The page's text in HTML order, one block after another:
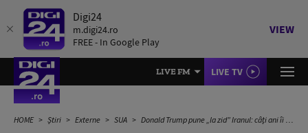
Digi24
m.digi24.ro
FREE - In Google Play
VIEW
LIVE FM LIVE TV
HOME Știri Externe SUA Donald Trump pune „la zid” Iranul: câți ani îi va lua țării să se reconstruiască în viziunea președintelui SUA